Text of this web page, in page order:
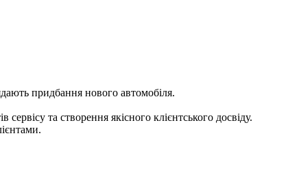
придбання нового автомобіля.
та створення якісного клієнтського досвіду.